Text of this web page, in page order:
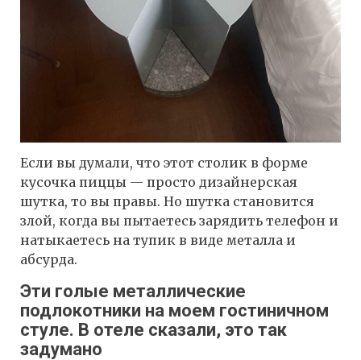
Если вы думали, что этот столик в форме
кусочка пиццы — просто дизайнерская
шутка, то вы правы. Но шутка становится
злой, когда вы пытаетесь зарядить телефон и
натыкаетесь на тупик в виде металла и
абсурда.
Эти голые металлические
подлокотники на моем гостиничном
стуле. В отеле сказали, это так
задумано